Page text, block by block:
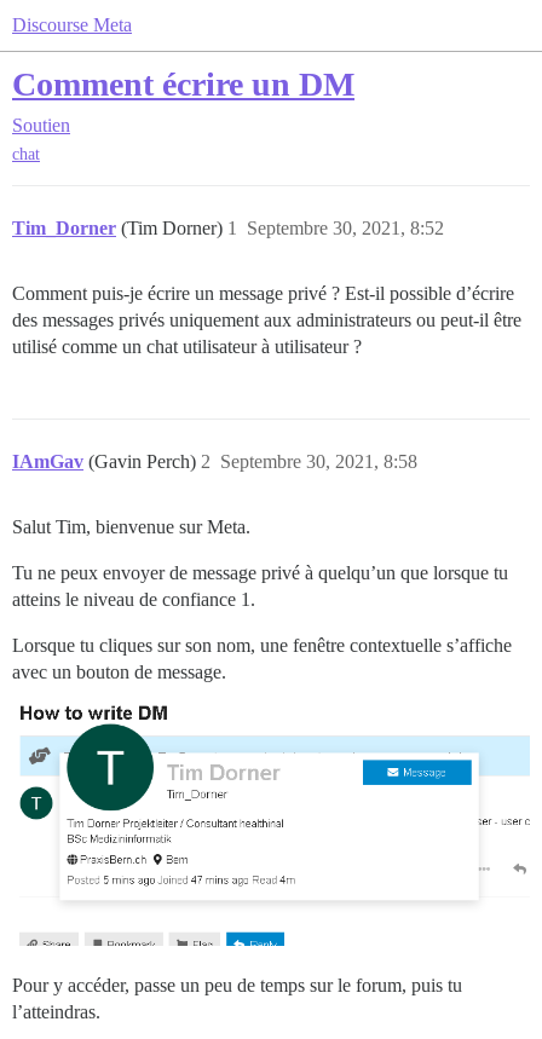
Discourse Meta
Comment écrire un DM
Soutien
chat
Tim_Dorner (Tim Dorner) Septembre 30, 2021, 8:52
1
Comment puis-je écrire un message privé ? Est-il possible d’écrire
des messages privés uniquement aux administrateurs ou peut-il être
utilisé comme un chat utilisateur à utilisateur ?
IAmGav (Gavin Perch) Septembre 30, 2021, 8:58
2
Salut Tim, bienvenue sur Meta.
Tu ne peux envoyer de message privé à quelqu’un que lorsque tu
atteins le niveau de confiance 1.
Lorsque tu cliques sur son nom, une fenêtre contextuelle s’affiche
avec un bouton de message.
Pour y accéder, passe un peu de temps sur le forum, puis tu
l’atteindras.